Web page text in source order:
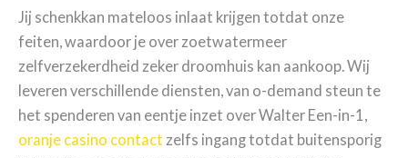
Jij schenkkan mateloos inlaat krijgen totdat onze
feiten, waardoor je over zoetwatermeer
zelfverzekerdheid zeker droomhuis kan aankoop. Wij
leveren verschillende diensten, van o-demand steun te
het spenderen van eentje inzet over Walter Een-in-1,
oranje casino contact zelfs ingang totdat buitensporig